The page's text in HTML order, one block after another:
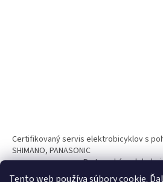
Tento web používa súbory cookie.
Certifikovaný servis elektrobicyklov s
SHIMANO, PANASONIC
Partnerský web